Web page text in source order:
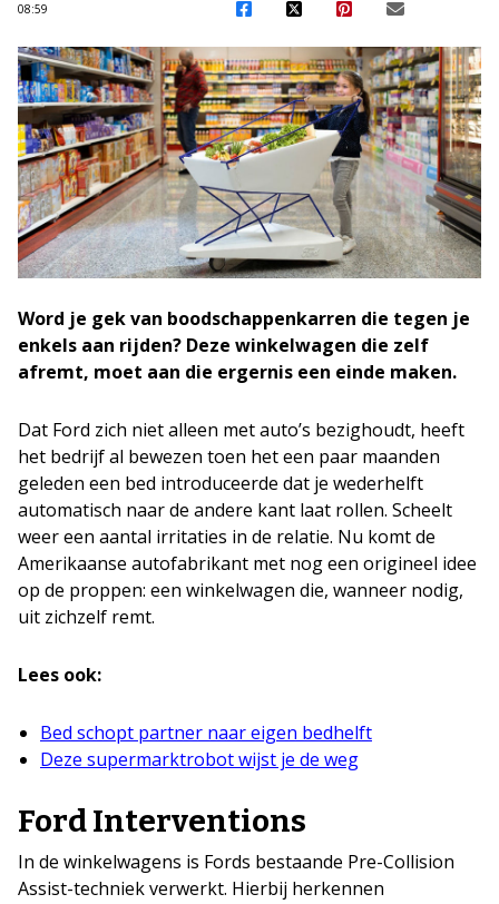
08:59
Word je gek van boodschappenkarren die tegen je
enkels aan rijden? Deze winkelwagen die zelf
afremt, moet aan die ergernis een einde maken.
Dat Ford zich niet alleen met auto’s bezighoudt, heeft
het bedrijf al bewezen toen het een paar maanden
geleden een bed introduceerde dat je wederhelft
automatisch naar de andere kant laat rollen. Scheelt
weer een aantal irritaties in de relatie. Nu komt de
Amerikaanse autofabrikant met nog een origineel idee
op de proppen: een winkelwagen die, wanneer nodig,
uit zichzelf remt.
Lees ook:
Bed schopt partner naar eigen bedhelft
Deze supermarktrobot wijst je de weg
Ford Interventions
In de winkelwagens is Fords bestaande Pre-Collision
Assist-techniek verwerkt. Hierbij herkennen